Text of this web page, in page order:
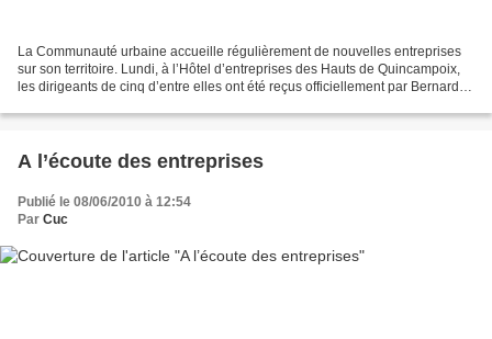
La Communauté urbaine accueille régulièrement de nouvelles entreprises
sur son territoire. Lundi, à l’Hôtel d’entreprises des Hauts de Quincampoix,
les dirigeants de cinq d’entre elles ont été reçus officiellement par Bernard
A l’écoute des entreprises
Publié le 08/06/2010 à 12:54
Par Cuc